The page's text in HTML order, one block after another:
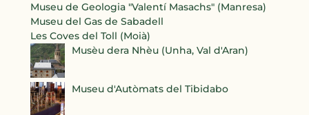
Museu de Geologia "Valentí Masachs" (Manresa)
Museu del Gas de Sabadell
Les Coves del Toll (Moià)
Musèu dera Nhèu (Unha, Val d'Aran)
Museu d'Autòmats del Tibidabo